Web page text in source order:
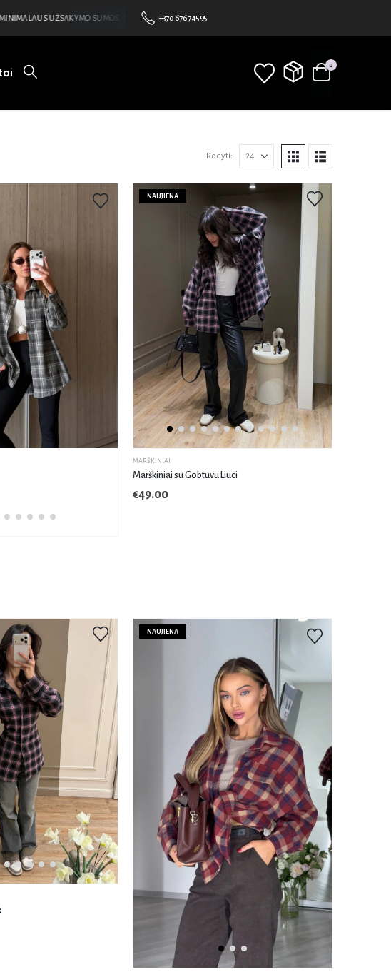
UŽSAKYMO SUMOS •NEMOKAMAS PRISTATYMAS NUO 100€ • BE MINIMALAUS UŽSAKYMO
+370 676 74595
0
Rodyti:
NAUJIENA
MARŠKINIAI
Marškiniai su Gobtuvu Liuci
€49.00
NAUJIENA